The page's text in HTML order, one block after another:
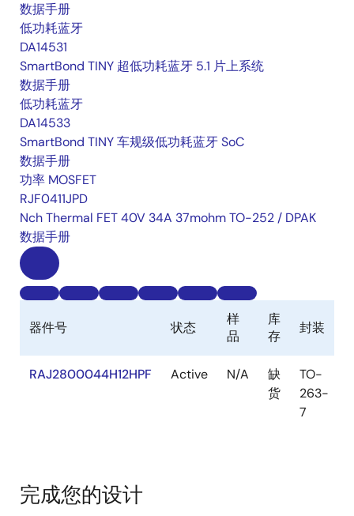
数据手册
低功耗蓝牙
DA14531
SmartBond TINY 超低功耗蓝牙 5.1 片上系统
数据手册
低功耗蓝牙
DA14533
SmartBond TINY 车规级低功耗蓝牙 SoC
数据手册
功率 MOSFET
RJF0411JPD
Nch Thermal FET 40V 34A 37mohm TO-252 / DPAK
数据手册
器件号 状态
样
品
库
存
封装
RAJ2800044H12HPF Active N/A
缺
货
TO-
263-
7
完成您的设计